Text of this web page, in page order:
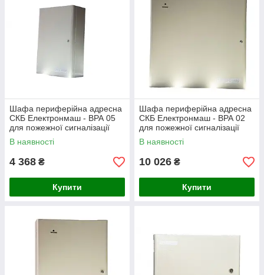
Шафа периферійна адресна
СКБ Електронмаш - ВРА 05
для пожежної сигналізації
В наявності
4 368 ₴
Купити
Шафа периферійна адресна
СКБ Електронмаш - ВРА 02
для пожежної сигналізації
В наявності
10 026 ₴
Купити